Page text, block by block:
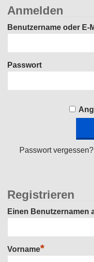
Anmelden
Benutzername oder E-
Passwort
Passwort vergessen?
Registrieren
Einen Benutzernamen
Vorname*